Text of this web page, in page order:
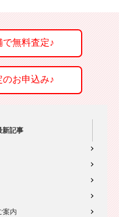
新記事
案内